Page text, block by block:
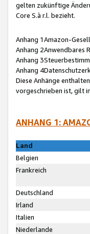
gelten zukünftige
Core S.à r.l. bezieht.
Anhang 1Amazon-
Anhang 2Anwendbares
Anhang
Anhang
Diese Anhänge
vorgeschrieben ist, gilt
ANHANG 1:
Land
Belgien
Frankreich
Deutschland
Irland
Italien
Niederlande